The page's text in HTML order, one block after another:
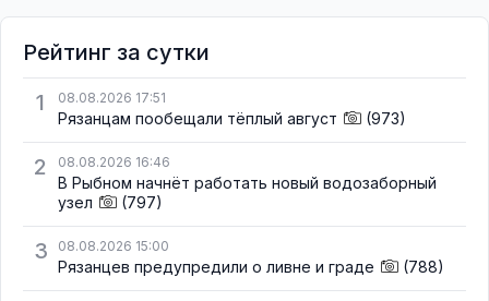
Рейтинг за сутки
1
08.08.2026 17:51
Рязанцам пообещали тёплый август (973)
2 08.08.2026 16:46
В Рыбном начнёт работать новый водозаборный
узел
(797)
3 08.08.2026 15:00
Рязанцев предупредили о ливне и граде (788)